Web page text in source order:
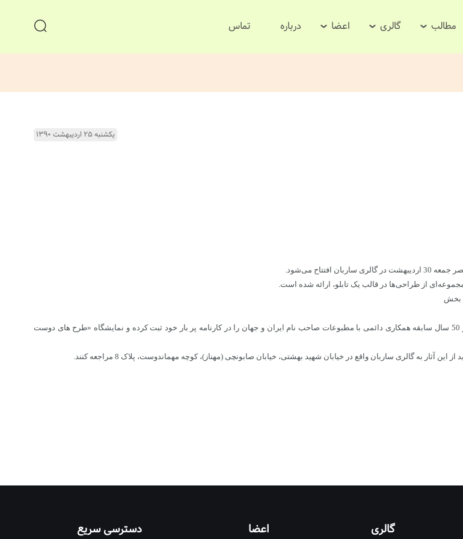
مطالب گالری اعضا درباره تماس
یکشنبه ۲۵ اردیبهشت ۱۳۹۰
می‌شود.
بخش
کامبیز درمبخش (طراح، کاریکاتوریست و گرافیست) متولد 8 خرداد 1321 در شیراز است و بیش از 50 سال سابقه همکاری دائمی با مطبوعات صاحب نام ایران و جهان را در کارنامه پر بار خود ثبت کرده و نمایشگاه «طرح های دوست
گالری اعضا دسترسی سریع